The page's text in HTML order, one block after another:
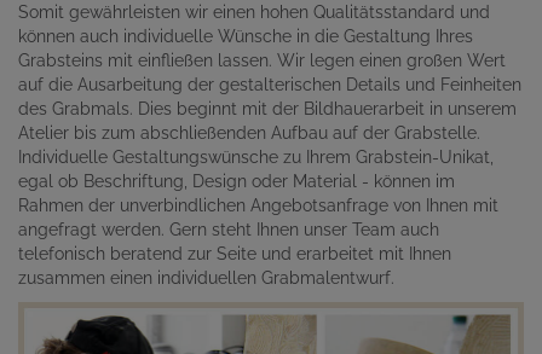
Somit gewährleisten wir einen hohen Qualitätsstandard und
können auch individuelle Wünsche in die Gestaltung Ihres
Grabsteins mit einfließen lassen. Wir legen einen großen Wert
auf die Ausarbeitung der gestalterischen Details und Feinheiten
des Grabmals. Dies beginnt mit der Bildhauerarbeit in unserem
Atelier bis zum abschließenden Aufbau auf der Grabstelle.
Individuelle Gestaltungswünsche zu Ihrem Grabstein-Unikat,
egal ob Beschriftung, Design oder Material - können im
Rahmen der unverbindlichen Angebotsanfrage von Ihnen mit
angefragt werden. Gern steht Ihnen unser Team auch
telefonisch beratend zur Seite und erarbeitet mit Ihnen
zusammen einen individuellen Grabmalentwurf.